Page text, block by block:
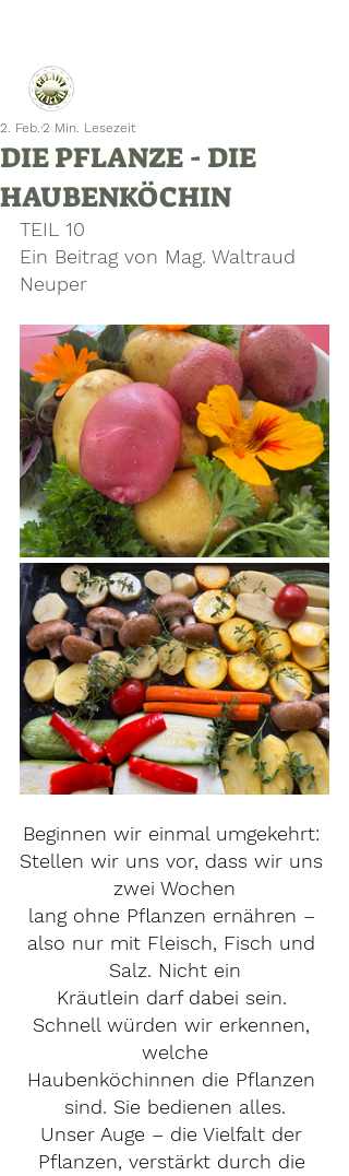
DIE PFLANZE - DIE
HAUBENKÖCHIN
2. Feb. 2 Min. Lesezeit
TEIL 10
Ein Beitrag von Mag. Waltraud
Neuper
Beginnen wir einmal umgekehrt:
Stellen wir uns vor, dass wir uns
zwei Wochen
lang ohne Pflanzen ernähren –
also nur mit Fleisch, Fisch und
Salz. Nicht ein
Kräutlein darf dabei sein.
Schnell würden wir erkennen,
welche
Haubenköchinnen die Pflanzen
sind. Sie bedienen alles.
Unser Auge – die Vielfalt der
Pflanzen, verstärkt durch die